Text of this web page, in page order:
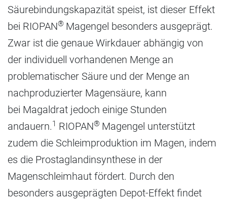
Säurebindungskapazität speist, ist dieser Effekt
bei RIOPAN® Magengel besonders ausgeprägt.
Zwar ist die genaue Wirkdauer abhängig von
der individuell vorhandenen Menge an
problematischer Säure und der Menge an
nachproduzierter Magensäure, kann
bei Magaldrat jedoch einige Stunden
andauern.1 RIOPAN® Magengel unterstützt
zudem die Schleimproduktion im Magen, indem
es die Prostaglandinsynthese in der
Magenschleimhaut fördert. Durch den
besonders ausgeprägten Depot-Effekt findet